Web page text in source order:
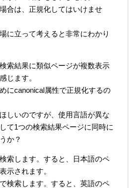
合は、正規化してはいけませ
に立って考えると非常にわかり
索結果に類似ページが複数表示
じます。
にcanonical属性で正規化するの
しいのですが、使用言語が異な
て1つの検索結果ページに同時に
か？
索します。すると、日本語のペ
示されます。
検索します。すると、英語のペ